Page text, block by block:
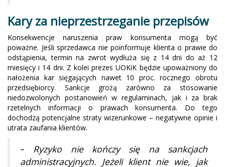
Kary za nieprzestrzeganie przepisów
Konsekwencje naruszenia praw konsumenta mogą być
poważne. Jeśli sprzedawca nie poinformuje klienta o prawie do
odstąpienia, termin na zwrot wydłuża się z 14 dni do aż 12
miesięcy i 14 dni. Z kolei prezes UOKiK będzie upoważniony do
nałożenia kar sięgających nawet 10 proc. rocznego obrotu
przedsiębiorcy. Sankcje grożą zarówno za stosowanie
niedozwolonych postanowień w regulaminach, jak i za brak
rzetelnych informacji o prawach konsumenta. Do tego
dochodzą potencjalne straty wizerunkowe – negatywne opinie i
utrata zaufania klientów.
– Ryzyko nie kończy się na sankcjach
administracyjnych. Jeżeli klient nie wie, jak